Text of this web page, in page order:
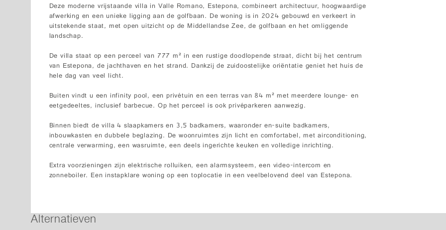
Deze moderne vrijstaande villa in Valle Romano, Estepona, combineert architectuur, hoogwaardige
afwerking en een unieke ligging aan de golfbaan. De woning is in 2024 gebouwd en verkeert in
uitstekende staat, met open uitzicht op de Middellandse Zee, de golfbaan en het omliggende
landschap.
De villa staat op een perceel van 777 m² in een rustige doodlopende straat, dicht bij het centrum
van Estepona, de jachthaven en het strand. Dankzij de zuidoostelijke oriëntatie geniet het huis de
hele dag van veel licht.
Buiten vindt u een infinity pool, een privétuin en een terras van 84 m² met meerdere lounge- en
eetgedeeltes, inclusief barbecue. Op het perceel is ook privéparkeren aanwezig.
Binnen biedt de villa 4 slaapkamers en 3,5 badkamers, waaronder en-suite badkamers,
inbouwkasten en dubbele beglazing. De woonruimtes zijn licht en comfortabel, met airconditioning,
centrale verwarming, een wasruimte, een deels ingerichte keuken en volledige inrichting.
Extra voorzieningen zijn elektrische rolluiken, een alarmsysteem, een video-intercom en
zonneboiler. Een instapklare woning op een toplocatie in een veelbelovend deel van Estepona.
Alternatieven